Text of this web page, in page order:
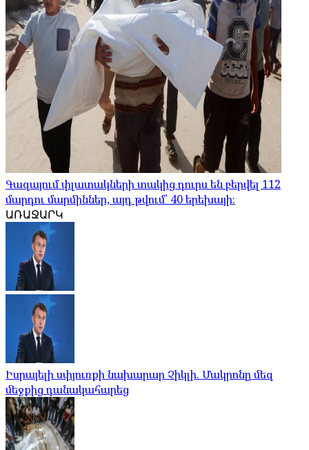
Գազայում փլատակների տակից դուրս են բերվել 112
մարդու մարմիններ, այդ թվում՝ 40 երեխայի։
ԱՌԱՋԱՐԿ
Իսրայելի սփյուռքի նախարար Չիկլի. Մակրոնը մեզ
մեջքից դանակահարեց